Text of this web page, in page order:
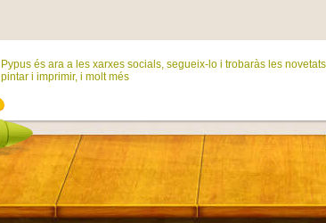
Pypus és ara a les xarxes socials, segueix-lo i trobaràs les
pintar i imprimir, i molt més